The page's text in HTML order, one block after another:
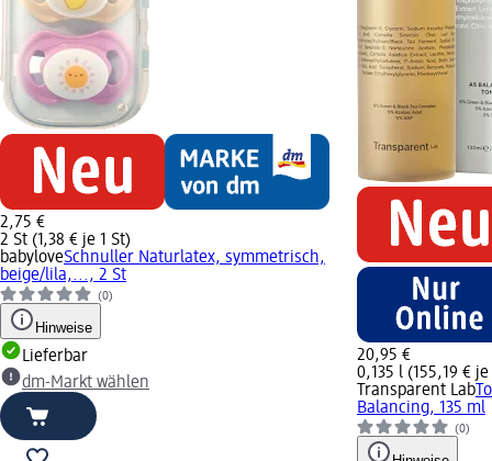
2,75 €
2 St (1,38 € je 1 St)
babyloveSchnuller Naturlatex, symmetrisch,
beige/lila,..., 2 St
(0)
Hinweise
Lieferbar
dm-Markt wählen
20,95 €
0,135 l (155,19 € je
Transparent Lab
Balancing, 135 ml
(0)